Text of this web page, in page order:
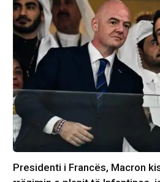
Presidenti i Francës, Macron